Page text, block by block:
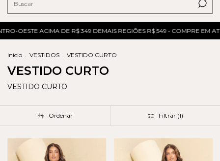
OESTE ACIMA DE R$ 349 DEMAIS REGIÕES R$ 549 • COMPRE EM
Início . VESTIDOS . VESTIDO CURTO
VESTIDO CURTO
VESTIDO CURTO
Ordenar Filtrar (1)